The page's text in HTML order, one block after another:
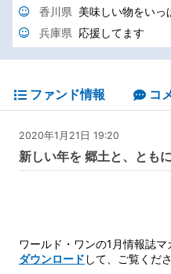
香川県 美味しい物をいっ
兵庫県 応援してます
ファンド情報 コ
2020年1月21日 19:20
新しい年を 郷土と、とも
ワールド・ワンの1月情報誌マ
ダウンロード して、ご覧くださ